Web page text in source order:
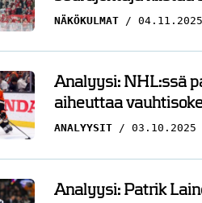
NÄKÖKULMAT 04.11.2025
Analyysi: NHL:ssä
aiheuttaa
ANALYYSIT 03.10.2025
Analyysi: Patrik